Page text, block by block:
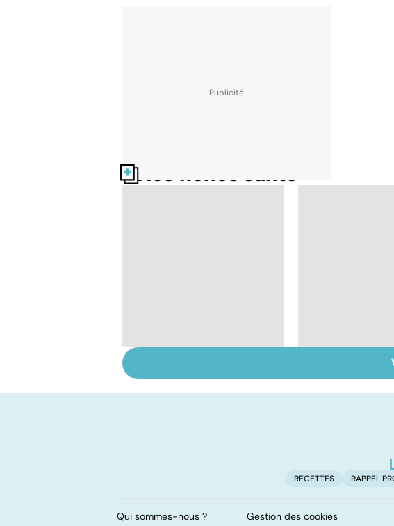
Nos fiches santé
: les hommes aussi
Tout savoir
infections
RECETTES RAPPEL
Qui sommes-nous ? Gestion des cookies